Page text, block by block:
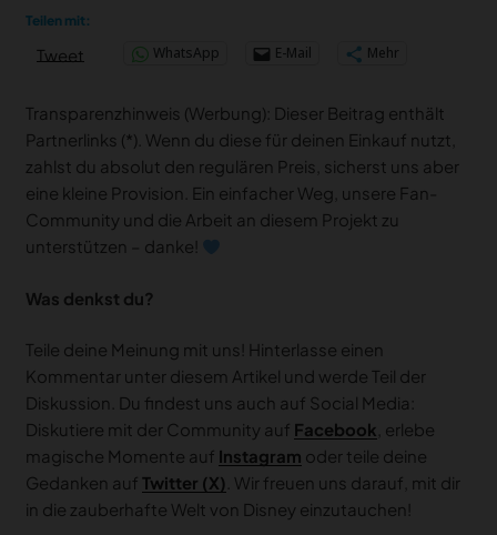
Teilen mit:
Tweet WhatsApp E-Mail Mehr
Transparenzhinweis (Werbung): Dieser Beitrag enthält
Partnerlinks (*). Wenn du diese für deinen Einkauf nutzt,
zahlst du absolut den regulären Preis, sicherst uns aber
eine kleine Provision. Ein einfacher Weg, unsere Fan-
Community und die Arbeit an diesem Projekt zu
unterstützen – danke!
Was denkst du?
Teile deine Meinung mit uns! Hinterlasse einen
Kommentar unter diesem Artikel und werde Teil der
Diskussion. Du findest uns auch auf Social Media:
Diskutiere mit der Community auf Facebook , erlebe
magische Momente auf Instagram oder teile deine
Gedanken auf Twitter (X) . Wir freuen uns darauf, mit dir
in die zauberhafte Welt von Disney einzutauchen!